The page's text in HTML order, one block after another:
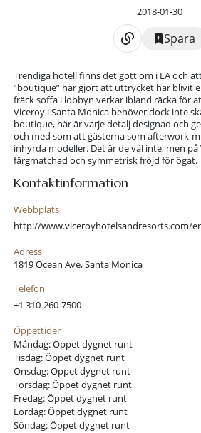
2018-01-30
Spara
Trendiga hotell finns det gott om i LA och
”boutique” har gjort att uttrycket har blivit
fräck soffa i lobbyn verkar ibland räcka för
Viceroy i Santa Monica behöver dock inte
boutique, här är varje detalj designad och
och med som att gästerna som afterwork-
inhyrda modeller. Det är de väl inte, men på
färgmatchad och symmetrisk fröjd för ögat.
Kontaktinformation
Webbplats
http://www.viceroyhotelsandresorts.com/
Adress
1819 Ocean Ave, Santa Monica
Telefon
+1 310-260-7500
Öppettider
Måndag: Öppet dygnet runt
Tisdag: Öppet dygnet runt
Onsdag: Öppet dygnet runt
Torsdag: Öppet dygnet runt
Fredag: Öppet dygnet runt
Lördag: Öppet dygnet runt
Söndag: Öppet dygnet runt